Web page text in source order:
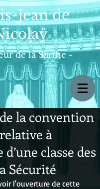
Jean de
de la Sarthe -
la convention
à
classe des
Sécurité
l'ouverture de cette